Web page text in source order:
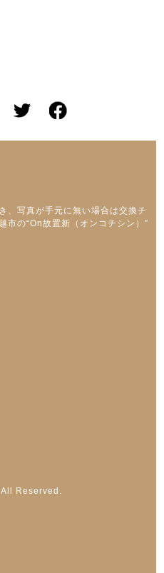
、写真が手元に無い場合は交換チ
市の“On故置新（オンコチシン）”
Reserved.